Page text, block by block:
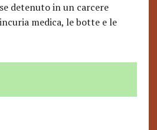
detenuto in un carcere
medica, le botte e le